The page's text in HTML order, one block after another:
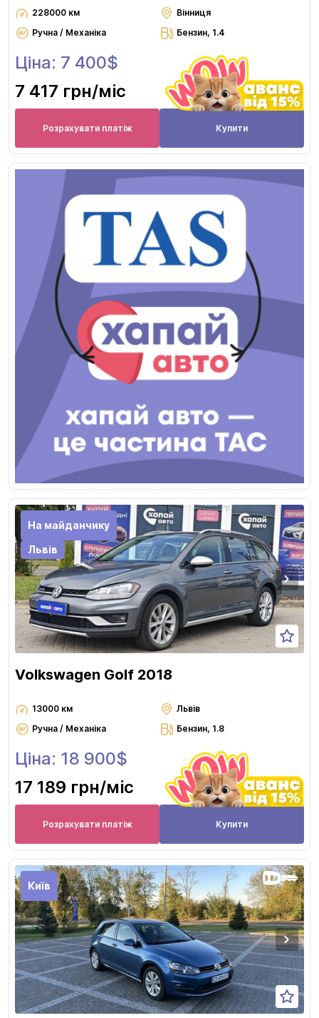
228000 км
Вінниця
Ручна / Механіка
Бензин, 1.4
Ціна: 7 400$
7 417 грн/міс
Розрахувати платіж Купити
На майданчику
Львів
Volkswagen Golf 2018
13000 км
Львів
Ручна / Механіка
Бензин, 1.8
Ціна: 18 900$
17 189 грн/міс
Розрахувати платіж Купити
Київ